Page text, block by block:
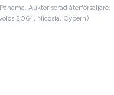
Auktoriserad återförsäljare:
2064, Nicosia, Cypern)